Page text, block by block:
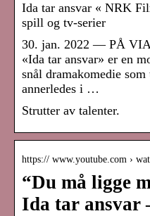
Ida tar ansvar « NRK
spill og tv-serier
30. jan. 2022 — PÅ
«Ida tar ansvar» er en
snål dramakomedie
annerledes i …
Strutter av talenter.
https:// www.youtube.com ›
“Du må ligge
Ida tar ansvar